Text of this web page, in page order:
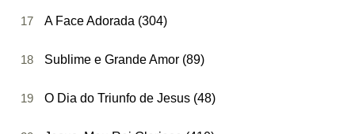
17 A Face Adorada (304)
18 Sublime e Grande Amor (89)
19 O Dia do Triunfo de Jesus (48)